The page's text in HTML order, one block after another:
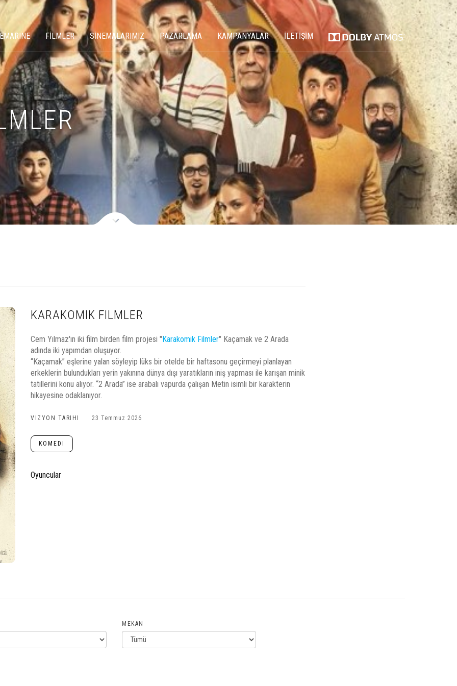
FİLMLER SİNEMALARIMIZ PAZARLAMA KAMPANYALAR İLETİŞİM
KARAKOMIK FILMLER
Cem Yılmaz'ın iki film birden film projesi "Karakomik Filmler" Kaçamak ve 2 Arada
adında iki yapımdan oluşuyor.
“Kaçamak” eşlerine yalan söyleyip lüks bir otelde bir haftasonu geçirmeyi planlayan
erkeklerin bulundukları yerin yakınına dünya dışı yaratıkların iniş yapması ile karışan minik
tatillerini konu alıyor. “2 Arada” ise arabalı vapurda çalışan Metin isimli bir karakterin
hikayesine odaklanıyor.
VIZYON TARIHI 23 Temmuz 2026
KOMEDI
Oyuncular
MEKAN